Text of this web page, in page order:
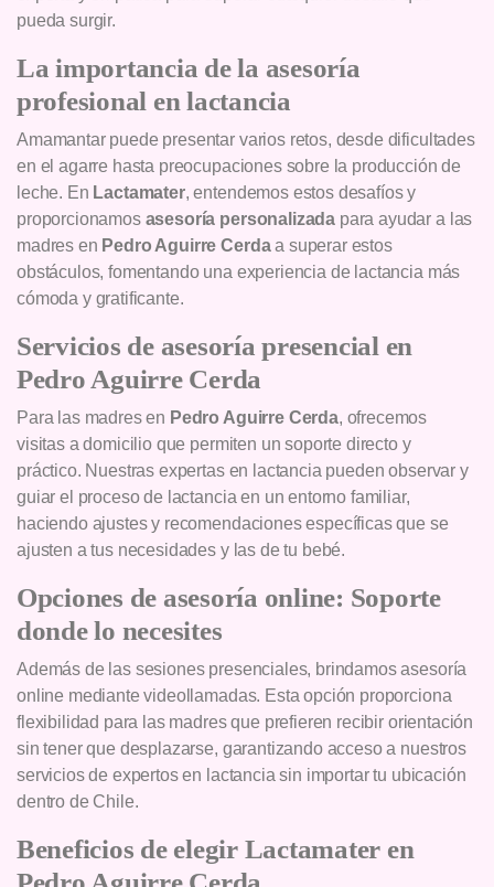
pueda surgir.
La importancia de la asesoría
profesional en lactancia
Amamantar puede presentar varios retos, desde dificultades
en el agarre hasta preocupaciones sobre la producción de
leche. En Lactamater, entendemos estos desafíos y
proporcionamos asesoría personalizada para ayudar a las
madres en Pedro Aguirre Cerdaa superar estos
obstáculos, fomentando una experiencia de lactancia más
cómoda y gratificante.
Servicios de asesoría presencial en
Pedro Aguirre Cerda
Para las madres en Pedro Aguirre Cerda, ofrecemos
visitas a domicilio que permiten un soporte directo y
práctico. Nuestras expertas en lactancia pueden observar y
guiar el proceso de lactancia en un entorno familiar,
haciendo ajustes y recomendaciones específicas que se
ajusten a tus necesidades y las de tu bebé.
Opciones de asesoría online: Soporte
donde lo necesites
Además de las sesiones presenciales, brindamos asesoría
online mediante videollamadas. Esta opción proporciona
flexibilidad para las madres que prefieren recibir orientación
sin tener que desplazarse, garantizando acceso a nuestros
servicios de expertos en lactancia sin importar tu ubicación
dentro de Chile.
Beneficios de elegir Lactamater en